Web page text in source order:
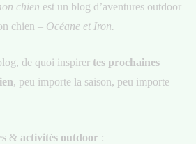
chien est un blog d’aventures outdoor
chien – Océane et Iron.
de quoi inspirer tes prochaines
, peu importe la saison, peu importe
& activités outdoor :